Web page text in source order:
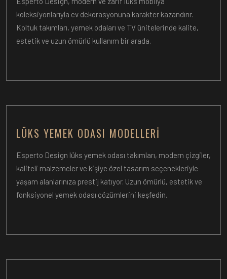
koleksiyonlarıyla ev dekorasyonuna karakter kazandırır.
Koltuk takımları, yemek odaları ve TV ünitelerinde kalite,
estetik ve uzun ömürlü kullanım bir arada.
LÜKS YEMEK ODASI MODELLERI
Esperto Design lüks yemek odası takımları, modern çizgiler,
kaliteli malzemeler ve kişiye özel tasarım seçenekleriyle
yaşam alanlarınıza prestij katıyor. Uzun ömürlü, estetik ve
fonksiyonel yemek odası çözümlerini keşfedin.